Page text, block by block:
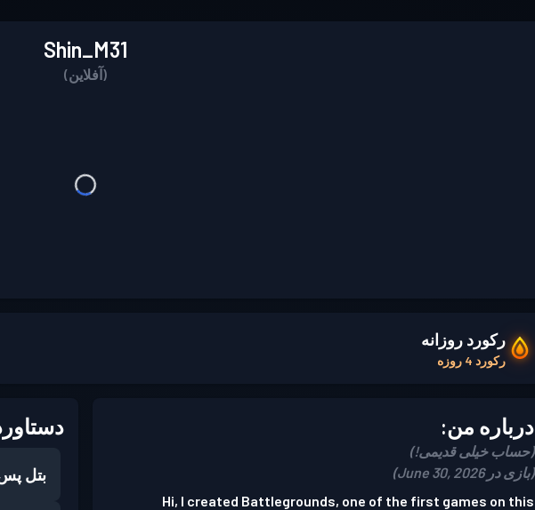
Shin_M31
(آفلاین)
رکورد روزانه
رکورد 4 روزه
درباره من:
(حساب خیلی قدیمی!)
(بازی در June 30, 2026)
Hi, I created Battlegrounds, one of the first games on this
بتل